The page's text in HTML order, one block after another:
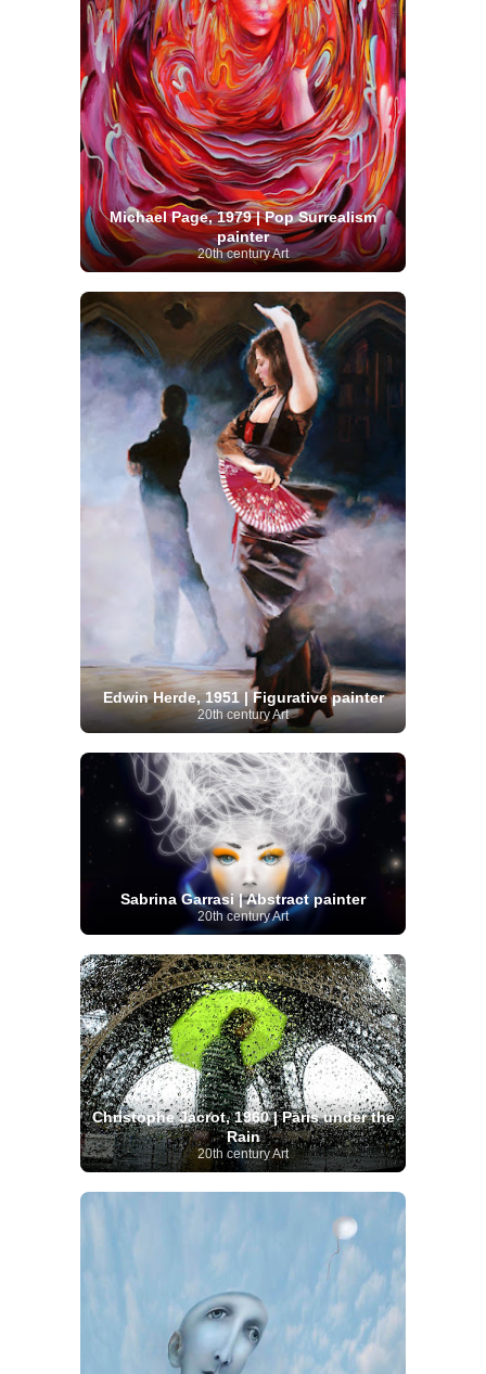
Michael Page, 1979 | Pop Surrealism
painter
20th century Art
Edwin Herde, 1951 | Figurative painter
20th century Art
Sabrina Garrasi | Abstract painter
20th century Art
Christophe Jacrot, 1960 | Paris under the
Rain
20th century Art